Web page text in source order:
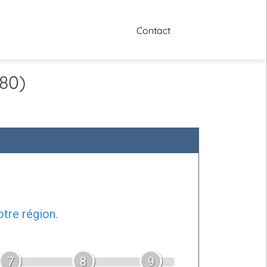
Contact
région.
7 8 9